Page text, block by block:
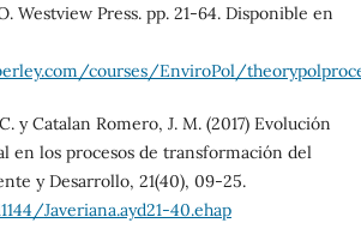
Westview Press. pp. 21-64. Disponible en
courses/EnviroPol/
y Catalan Romero, J. M. (2017) Evolución
en los procesos de transformación del
y Desarrollo, 21(40), 09-25.
Javeriana.ayd21-40.ehap